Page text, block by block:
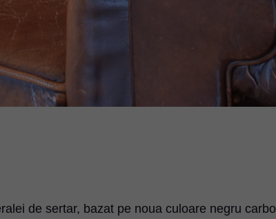
de sertar, bazat pe noua culoare negru